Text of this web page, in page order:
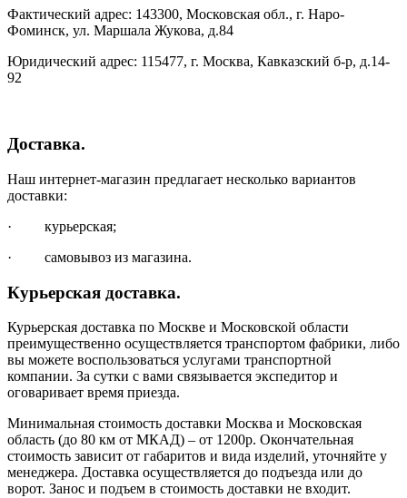
Фактический адрес: 143300, Московская обл., г. Наро-
Фоминск, ул. Маршала Жукова, д.84
Юридический адрес: 115477, г. Москва, Кавказский б-р, д.14-
92
Доставка.
Наш интернет-магазин предлагает несколько вариантов
доставки:
· курьерская;
· самовывоз из магазина.
Курьерская доставка.
Курьерская доставка по Москве и Московской области
преимущественно осуществляется транспортом фабрики, либо
вы можете воспользоваться услугами транспортной
компании. За сутки с вами связывается экспедитор и
оговаривает время приезда.
Минимальная стоимость доставки Москва и Московская
область (до 80 км от МКАД) – от 1200р. Окончательная
стоимость зависит от габаритов и вида изделий, уточняйте у
менеджера. Доставка осуществляется до подъезда или до
ворот. Занос и подъем в стоимость доставки не входит.